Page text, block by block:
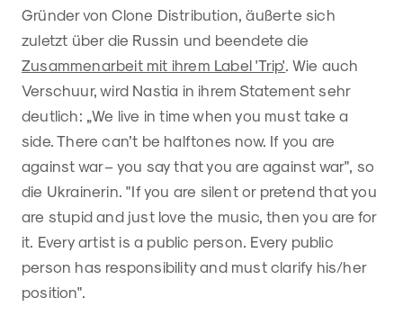
Gründer von Clone Distribution, äußerte sich
zuletzt über die Russin und beendete die
Zusammenarbeit mit ihrem Label 'Trip' . Wie auch
Verschuur, wird Nastia in ihrem Statement sehr
deutlich: „We live in time when you must take a
side. There can’t be halftones now. If you are
against war – you say that you are against war", so
die Ukrainerin. "If you are silent or pretend that you
are stupid and just love the music, then you are for
it. Every artist is a public person. Every public
person has responsibility and must clarify his/her
position".